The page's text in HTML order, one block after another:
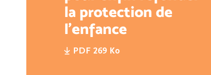
la protection de
l'enfance
PDF 269 Ko